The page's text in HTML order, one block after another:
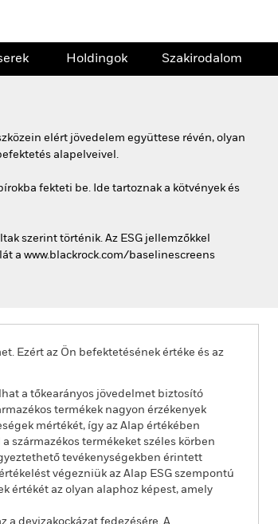
Holdingok Szakirodalom
elért jövedelem együttese révén, olyan
alapelveivel.
fekteti be. Ide tartoznak a kötvények és
szerint történik. Az ESG jellemzőkkel
a www.blackrock.com/baselinescreens
Ezért az Ön befektetésének értéke és az
a tőkearányos jövedelmet biztosító
termékek nagyon érzékenyek
mértékét, így az Alap értékében
származékos termékeket széles körben
tevékenységekben érintett
végezniük az Alap ESG szempontú
értékét az olyan alaphoz képest, amely
a devizakockázat fedezésére. A